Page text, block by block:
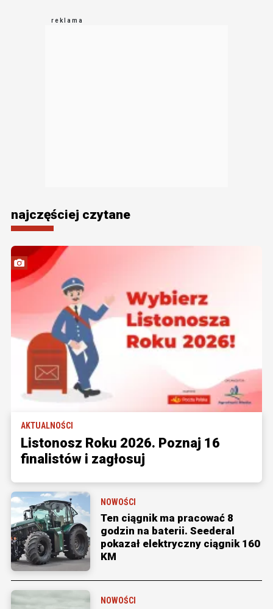
najczęściej czytane
AKTUALNOŚCI
Listonosz Roku 2026. Poznaj 16
finalistów i zagłosuj
NOWOŚCI
Ten ciągnik ma pracować 8
godzin na baterii. Seederal
pokazał elektryczny ciągnik 160
KM
NOWOŚCI